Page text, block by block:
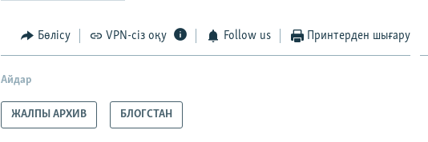
Бөлісу VPN-сіз оқу Follow us Принтерден шығару
Айдар
ЖАЛПЫ АРХИВ БЛОГСТАН